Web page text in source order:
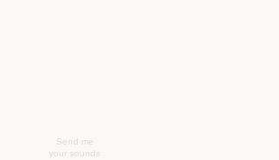
Send me
your sounds